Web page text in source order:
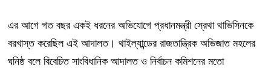
এর আগে গত বছর একই ধরনের অভিযোগে প্রধানমন্ত্রী স্রেথা থাভিসিনকে
বরখাস্ত করেছিল এই আদালত। থাইল্যান্ডের রাজতান্ত্রিক অভিজাত মহলের
ঘনিষ্ঠ বলে বিবেচিত সাংবিধানিক আদালত ও নির্বাচন কমিশনের মতো